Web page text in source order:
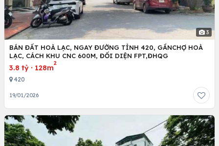
3
BÁN ĐẤT HOÀ LẠC, NGAY ĐƯỜNG TỈNH 420, GẦNCHỢ HOÀ
LẠC, CÁCH KHU CNC 600M, ĐỐI DIỆN FPT,ĐHQG
3.8 tỷ · 128m
2
420
19/01/2026